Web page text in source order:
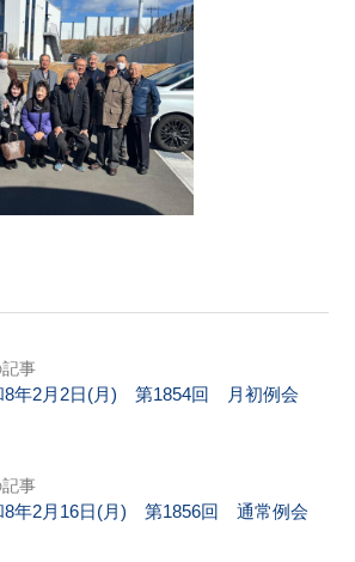
事
8年2月2日(月) 第1854回 月初例会
事
8年2月16日(月) 第1856回 通常例会
国際ロータリー第2550地区（栃木
県）